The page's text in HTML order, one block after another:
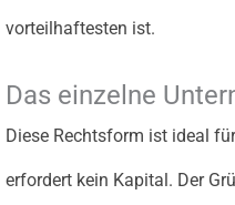
vorteilhaftesten ist.
Das einzelne
Diese Rechtsform ist ideal
erfordert kein Kapital. Der